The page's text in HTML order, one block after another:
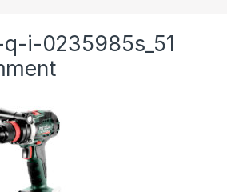
i-0235985s_51